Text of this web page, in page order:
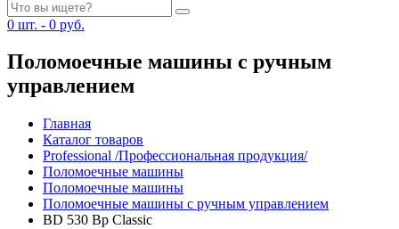
0 шт. - 0 руб.
Поломоечные машины с ручным
управлением
Главная
Каталог товаров
Professional /Профессиональная продукция/
Поломоечные машины
Поломоечные машины
Поломоечные машины с ручным управлением
BD 530 Bp Classic